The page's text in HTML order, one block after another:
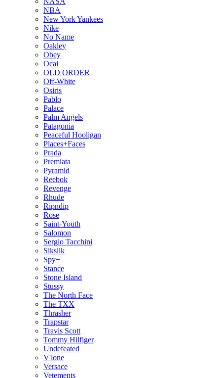
NBA
New York Yankees
Nike
No Name
Oakley
Obey
Ocai
OLD ORDER
Off-White
Osiris
Pablo
Palace
Palm Angels
Patagonia
Peaceful Hooligan
Places+Faces
Prada
Premiata
Pyramid
Reebok
Revenge
Rhude
Ripndip
Rose
Saint-Youth
Salomon
Sergio Tacchini
Siksilk
Spy+
Stance
Stone Island
Stussy
The North Face
The TXX
Thrasher
Trapstar
Travis Scott
Tommy Hilfiger
Undefeated
V'lone
Versace
Vetements